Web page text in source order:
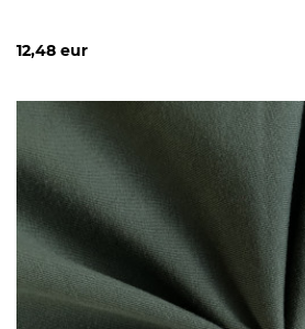
12,48 eur